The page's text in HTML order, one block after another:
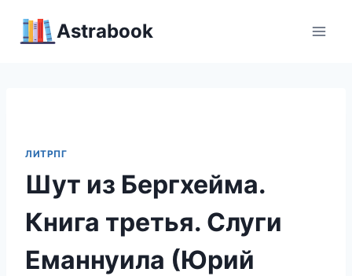
Аstrabook
ЛИТРПГ
Шут из Бергхейма.
Книга третья. Слуги
Еманнуила (Юрий